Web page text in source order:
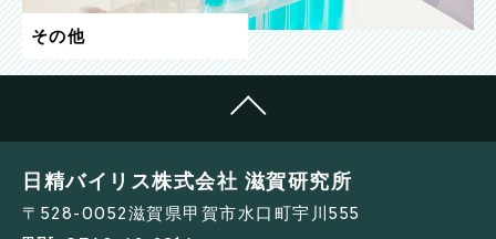
その他
日精バイリス株式会社 滋賀研究所
〒528-0052滋賀県甲賀市水口町宇川555